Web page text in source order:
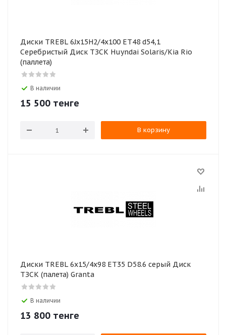
Диски TREBL 6Jx15H2/4х100 ET48 d54,1
Серебристый Диск ТЗСК Huyndai Solaris/Kia Rio
(паллета)
В наличии
15 500 тенге
В корзину
Диски TREBL 6x15/4x98 ET35 D58.6 серый Диск
ТЗСК (палета) Granta
В наличии
13 800 тенге